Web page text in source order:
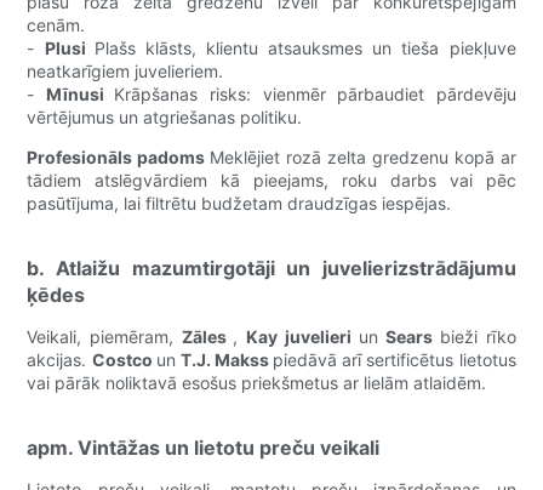
cenām.
- Plusi Plašs klāsts, klientu atsauksmes un tieša piekļuve
neatkarīgiem juvelieriem.
- Mīnusi Krāpšanas risks: vienmēr pārbaudiet pārdevēju
vērtējumus un atgriešanas politiku.
Profesionāls padoms Meklējiet rozā zelta gredzenu kopā ar
tādiem atslēgvārdiem kā pieejams, roku darbs vai pēc
pasūtījuma, lai filtrētu budžetam draudzīgas iespējas.
b. Atlaižu mazumtirgotāji un juvelierizstrādājumu
ķēdes
Veikali, piemēram, Zāles , Kay juvelieri unSears bieži rīko
akcijas. Costco un T.J. Makss piedāvā arī sertificētus lietotus
vai pārāk noliktavā esošus priekšmetus ar lielām atlaidēm.
apm. Vintāžas un lietotu preču veikali